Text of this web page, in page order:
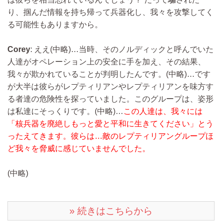
り、掴んだ情報を持ち帰って兵器化し、我々を攻撃してく
る可能性もありますから。
Corey: ええ (中略)…当時、そのノルディックと呼んでいた
人達がオペレーション上の安全に手を加え、その結果、
我々が欺かれていることが判明したんです。 (中略)…です
が大半は彼らがレプティリアンやレプティリアンを味方す
る者達の危険性を探っていました。このグループは、姿形
は私達にそっくりです。 (中略)… この人達は、我々には
「核兵器を廃絶しもっと愛と平和に生きてください」とう
ったえてきます。彼らは…敵のレプティリアングループほ
ど我々を脅威に感じていませんでした。
(中略)
» 続きはこちらから